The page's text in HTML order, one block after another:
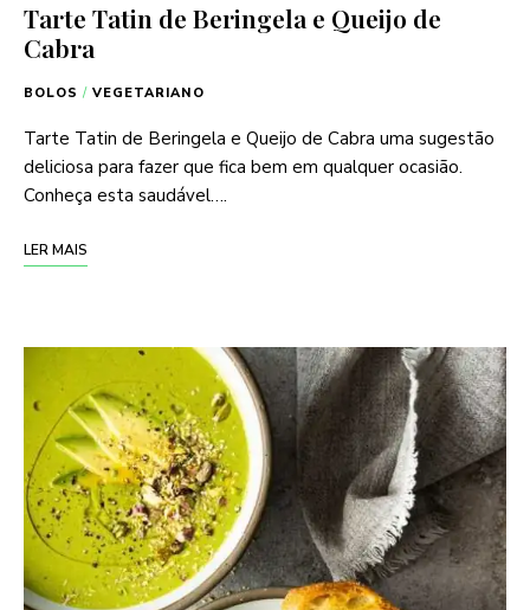
Tarte Tatin de Beringela e Queijo de
Cabra
BOLOS / VEGETARIANO
Tarte Tatin de Beringela e Queijo de Cabra uma sugestão
deliciosa para fazer que fica bem em qualquer ocasião.
Conheça esta saudável….
LER MAIS